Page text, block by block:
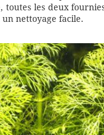
toutes les deux
nettoyage facile.